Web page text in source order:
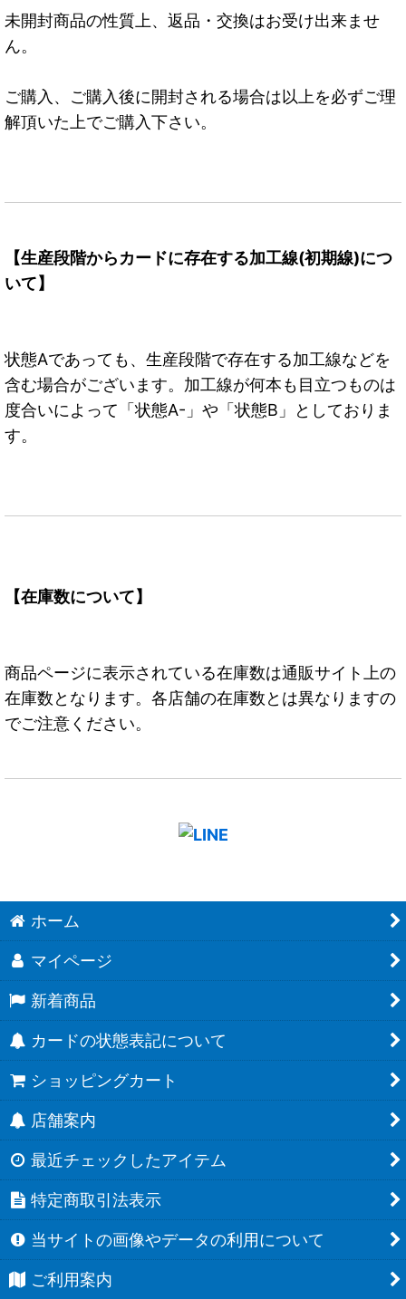
未開封商品の性質上、返品・交換はお受け出来ませ
ん。
ご購入、ご購入後に開封される場合は以上を必ずご理
解頂いた上でご購入下さい。
【生産段階からカードに存在する加工線(初期線)につ
いて】
状態Aであっても、生産段階で存在する加工線などを
含む場合がございます。加工線が何本も目立つものは
度合いによって「状態A-」や「状態B」としておりま
す。
【在庫数について】
商品ページに表示されている在庫数は通販サイト上の
在庫数となります。各店舗の在庫数とは異なりますの
でご注意ください。
ホーム
マイページ
新着商品
カードの状態表記について
ショッピングカート
店舗案内
最近チェックしたアイテム
特定商取引法表示
当サイトの画像やデータの利用について
ご利用案内